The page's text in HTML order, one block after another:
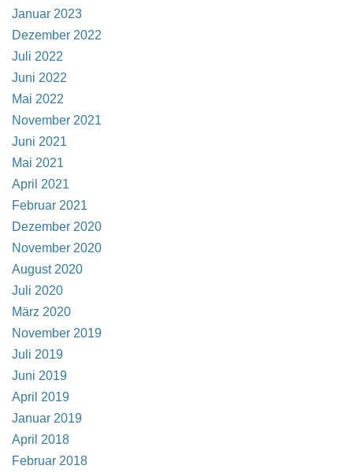
Januar 2023
Dezember 2022
Juli 2022
Juni 2022
Mai 2022
November 2021
Juni 2021
Mai 2021
April 2021
Februar 2021
Dezember 2020
November 2020
August 2020
Juli 2020
März 2020
November 2019
Juli 2019
Juni 2019
April 2019
Januar 2019
April 2018
Februar 2018